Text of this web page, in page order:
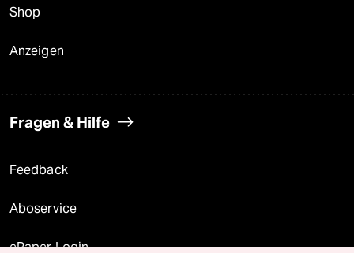
Shop
Anzeigen
Fragen & Hilfe
Feedback
Aboservice
ePaper Login